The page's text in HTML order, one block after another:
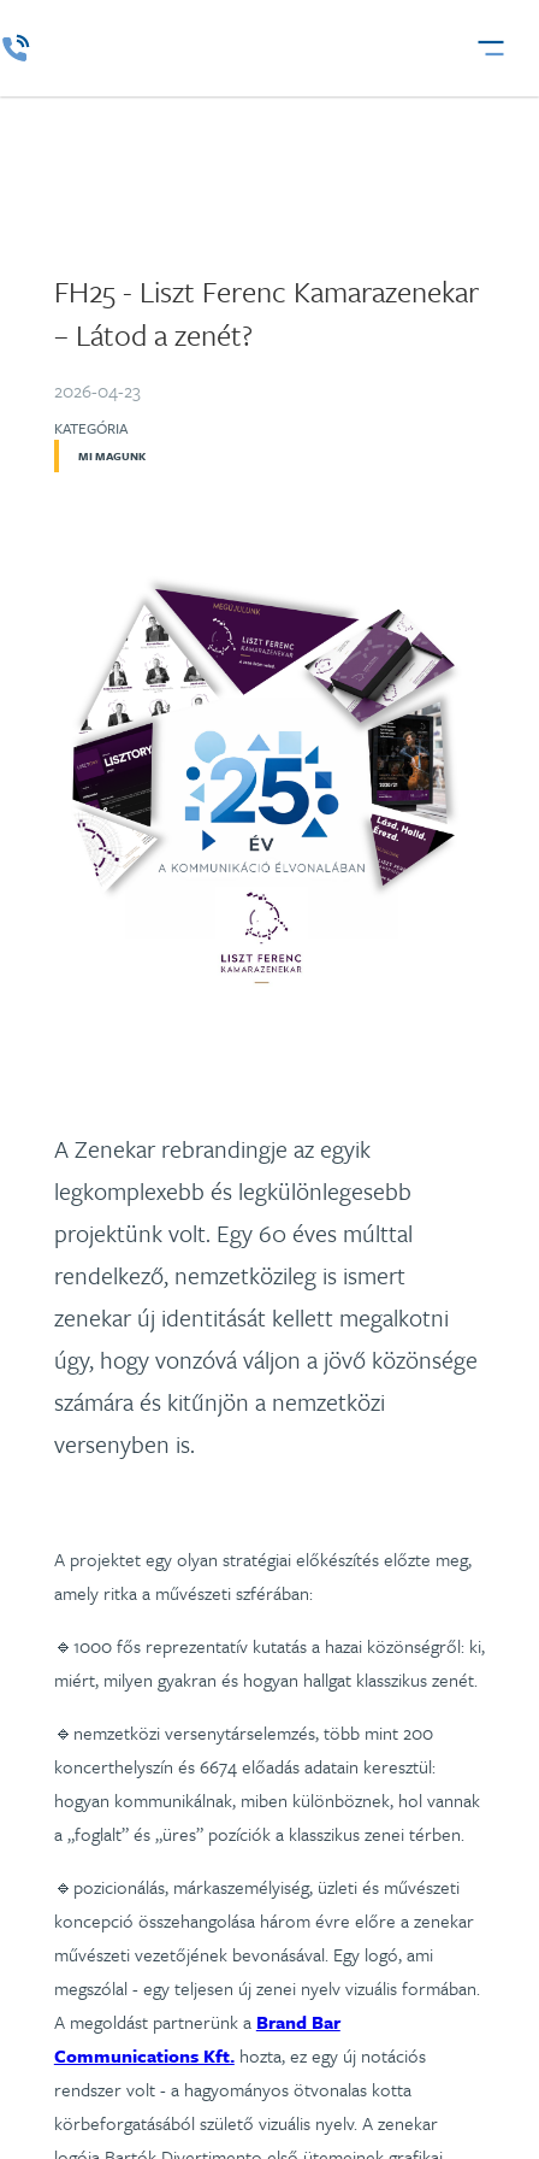
FH25 - Liszt Ferenc Kamarazenekar
– Látod a zenét?
2026-04-23
KATEGÓRIA
MI MAGUNK
A Zenekar rebrandingje az egyik
legkomplexebb és legkülönlegesebb
projektünk volt. Egy 60 éves múlttal
rendelkező, nemzetközileg is ismert
zenekar új identitását kellett megalkotni
úgy, hogy vonzóvá váljon a jövő közönsége
számára és kitűnjön a nemzetközi
versenyben is.
A projektet egy olyan stratégiai előkészítés előzte meg,
amely ritka a művészeti szférában:
🔹1000 fős reprezentatív kutatás a hazai közönségről: ki,
miért, milyen gyakran és hogyan hallgat klasszikus zenét.
🔹nemzetközi versenytárselemzés, több mint 200
koncerthelyszín és 6674 előadás adatain keresztül:
hogyan kommunikálnak, miben különböznek, hol vannak
a „foglalt” és „üres” pozíciók a klasszikus zenei térben.
🔹pozicionálás, márkaszemélyiség, üzleti és művészeti
koncepció összehangolása három évre előre a zenekar
művészeti vezetőjének bevonásával. Egy logó, ami
megszólal - egy teljesen új zenei nyelv vizuális formában.
A megoldást partnerünk a Brand Bar
Communications Kft.hozta, ez egy új notációs
rendszer volt - a hagyományos ötvonalas kotta
körbeforgatásából születő vizuális nyelv. A zenekar